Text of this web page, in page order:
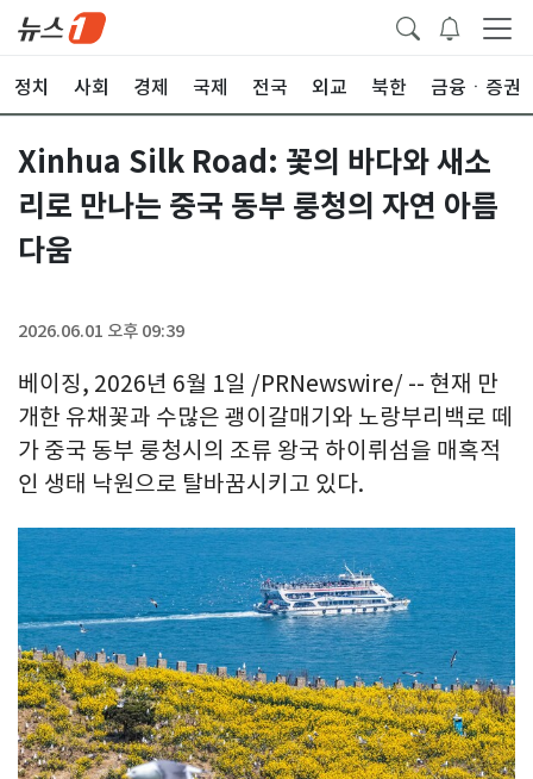
정치 사회 경제 국제 전국 외교 북한 금융ㆍ증권
Xinhua Silk Road: 꽃의 바다와 새소
리로 만나는 중국 동부 룽청의 자연 아름
다움
2026.06.01 오후 09:39
베이징, 2026년 6월 1일 /PRNewswire/ -- 현재 만
개한 유채꽃과 수많은 괭이갈매기와 노랑부리백로 떼
가 중국 동부 룽청시의 조류 왕국 하이뤼섬을 매혹적
인 생태 낙원으로 탈바꿈시키고 있다.